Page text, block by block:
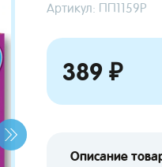
Артикул: ПП1159Р
389 ₽
Описание